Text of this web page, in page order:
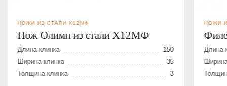
НОЖИ ИЗ СТАЛИ Х12МФ
Нож Олимп из стали Х12МФ
Длина клинка
150
Ширина клинка
35
Толщина клинка
3
НОЖИ
Длина